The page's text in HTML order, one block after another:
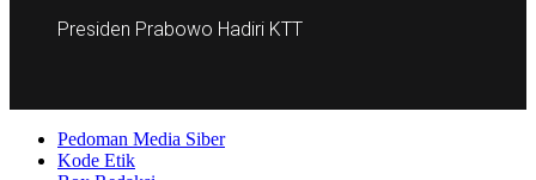
Presiden Prabowo Hadiri KTT
Pedoman Media Siber
Kode Etik